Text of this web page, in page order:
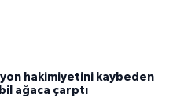
hakimiyetini kaybeden
ağaca çarptı